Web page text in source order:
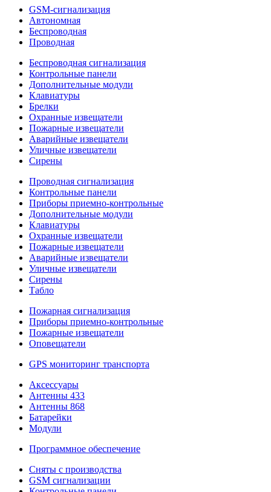
GSM-сигнализация
Автономная
Беспроводная
Проводная
Беспроводная сигнализация
Контрольные панели
Дополнительные модули
Клавиатуры
Брелки
Охранные извещатели
Пожарные извещатели
Аварийные извещатели
Уличные извещатели
Сирены
Проводная сигнализация
Контрольные панели
Приборы приемно-контрольные
Дополнительные модули
Клавиатуры
Охранные извещатели
Пожарные извещатели
Аварийные извещатели
Уличные извещатели
Сирены
Табло
Пожарная сигнализация
Приборы приемно-контрольные
Пожарные извещатели
Оповещатели
GPS мониторинг транспорта
Аксессуары
Антенны 433
Антенны 868
Батарейки
Модули
Программное обеспечение
Сняты с производства
GSM сигнализации